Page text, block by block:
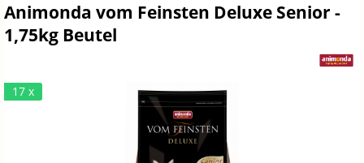
Animonda vom Feinsten Deluxe Senior -
1,75kg Beutel
17 x